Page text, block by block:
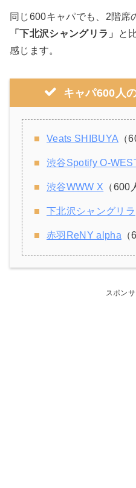
同じ600キャパでも、2階席
「下北沢シャングリラ」
と
感じます。
キャパ600人
Veats SHIBUYA （
渋谷Spotify O-
渋谷WWW X （600
下北沢シャングリラ
赤羽ReNY alpha （
スポン